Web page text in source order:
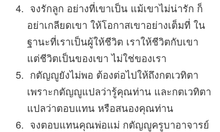
จงรักลูก อย่างที่เขาเป็น แม้เขาไม่น่ารัก ก็
อย่าเกลียดเขา ให้โอกาสเขาอย่างเต็มที่ ใน
ฐานะที่เราเป็นผู้ให้ชีวิต เราให้ชีวิตกับเขา
แต่ชีวิตเป็นของเขา ไม่ใช่ของเรา
กตัญญูยังไม่พอ ต้องต่อไปให้ถึงกตเวทิตา
เพราะกตัญญูแปลว่ารู้คุณท่าน และกตเวทิตา
แปลว่าตอบแทน หรือสนองคุณท่าน
จงตอบแทนคุณพ่อแม่ กตัญญูครูบาอาจารย์